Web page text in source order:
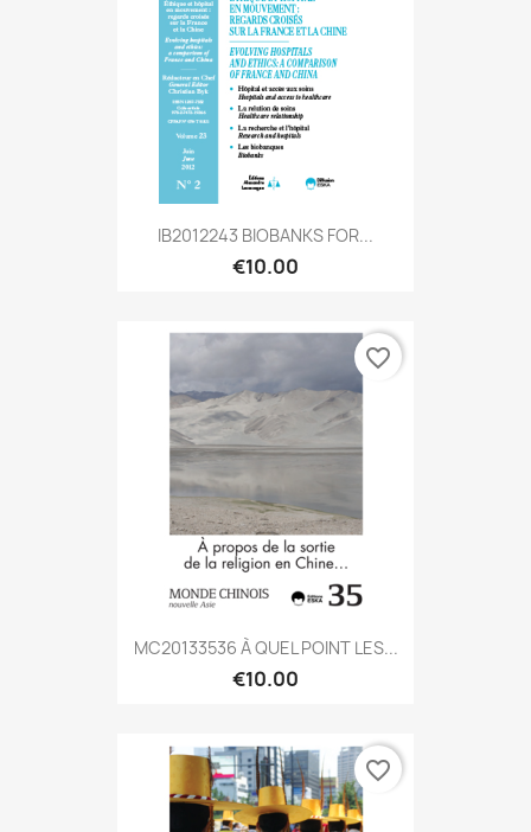
IB2012243 BIOBANKS FOR...
€10.00
MC20133536 À QUEL POINT LES...
€10.00
favorite_border
favorite_border